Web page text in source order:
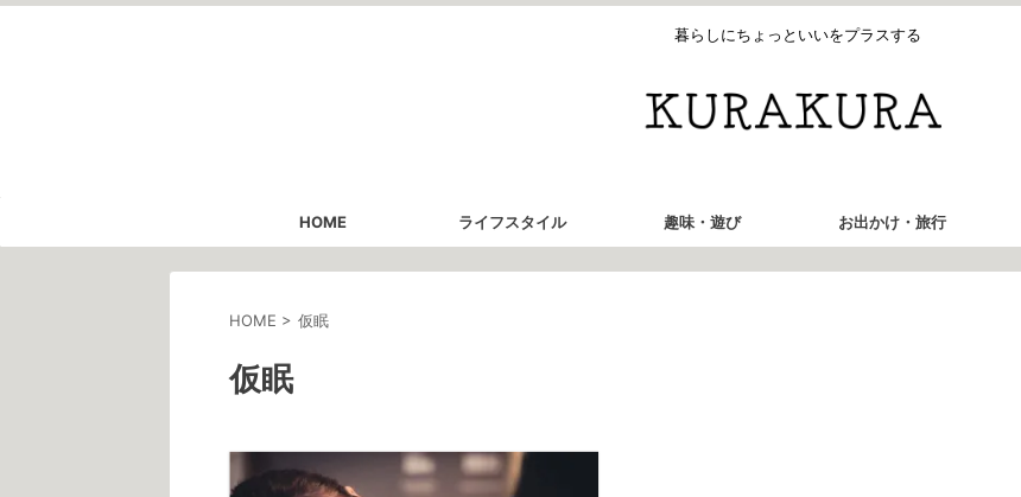
暮らしにちょっといいをプラスする
HOME ライフスタイル 趣味・遊び お出かけ・旅行
HOME > 仮眠
仮眠